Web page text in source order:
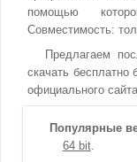
помощью
Совместимость:
Предлагаем
скачать бесплатно
официального
Популярные
64 bit